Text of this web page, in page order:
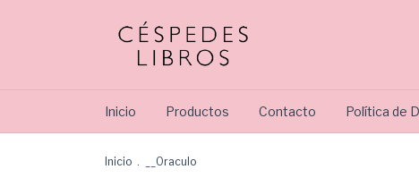
Inicio Productos Contacto Política de
Inicio . __Oraculo